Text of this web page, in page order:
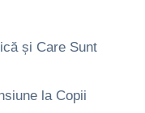
și Care Sunt
la Copii